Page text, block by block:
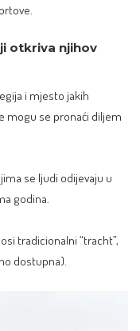
otkriva njihov
i mjesto jakih
mogu se pronaći diljem
se ljudi odijevaju u
godina.
tradicionalni “tracht”,
dostupna).